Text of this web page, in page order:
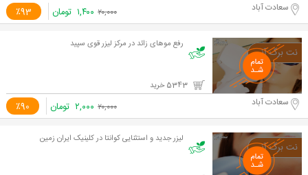
٪93 سعادت آباد ۲۰,۰۰۰ ۱,۴۰۰ تومان
رفع موهای زائد در مرکز لیزر قوی سپید
٪90 سعادت آباد ۲۰,۰۰۰ ۲,۰۰۰ تومان
لیزر جدید و استثنایی کوانتا در کلینیک ایران زمین